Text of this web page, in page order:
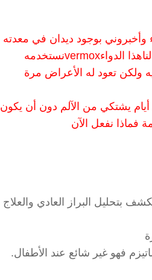
بوجود ديدان في معدته
وهي التي تسبب له هذه الحكة وأخبرونا بإجراء تحليل البوراز ولكن الطفل لايرغب ووصفوا لناهذا الدواءvermoxنستخدمه
يليه ولكن تعود له الأعراض مرة
يشتكي من الآلم دون أن يكون
فماذا نفعل الآن
بتحليل البراز العادي والعلاج
فهو غير شائع عند الأطفال.